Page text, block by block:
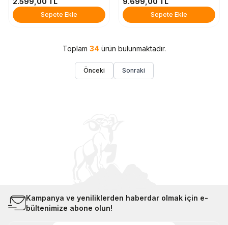
Sepete Ekle
Sepete Ekle
Sepete Ekle
Sepete Ekle
Toplam 34ürün bulunmaktadır.
Önceki Sonraki
Kampanya ve yeniliklerden haberdar olmak için e-
bültenimize abone olun!